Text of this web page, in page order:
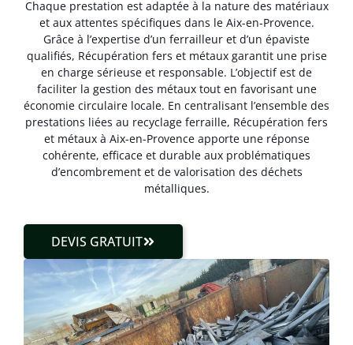
Chaque prestation est adaptée à la nature des matériaux
et aux attentes spécifiques dans le Aix-en-Provence.
Grâce à l’expertise d’un ferrailleur et d’un épaviste
qualifiés, Récupération fers et métaux garantit une prise
en charge sérieuse et responsable. L’objectif est de
faciliter la gestion des métaux tout en favorisant une
économie circulaire locale. En centralisant l’ensemble des
prestations liées au recyclage ferraille, Récupération fers
et métaux à Aix-en-Provence apporte une réponse
cohérente, efficace et durable aux problématiques
d’encombrement et de valorisation des déchets
métalliques.
DEVIS GRATUIT